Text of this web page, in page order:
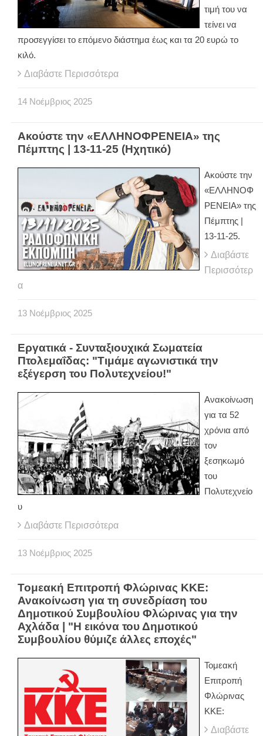
τιμή του να
τείνει να
προσεγγίσει το επόμενο διάστημα έως και τα 20 ευρώ το
κιλό.
Διαβάστε Περισσότερα
14 Νοέμβριος 2025
Ακούστε την «ΕΛΛΗΝΟΦΡΕΝΕΙΑ» της
Πέμπτης | 13-11-25 (Ηχητικό)
Ακούστε την
«ΕΛΛΗΝΟΦ
ΡΕΝΕΙΑ» της
Πέμπτης |
13-11-25.
Διαβάστε
Περισσότερ
α
13 Νοέμβριος 2025
Εργατικά - Συνταξιουχικά Σωματεία
Πτολεμαΐδας: "Τιμάμε αγωνιστικά την
εξέγερση του Πολυτεχνείου!"
Ανακοίνωση
για τα 52
χρόνια από
τον
ξεσηκωμό
του
Πολυτεχνείο
υ
Διαβάστε Περισσότερα
13 Νοέμβριος 2025
Τομεακή Επιτροπή Φλώρινας ΚΚΕ:
Ανακοίνωση για τη συνεδρίαση του
Δημοτικού Συμβουλίου Φλώρινας για την
Αχλάδα | "Η εικόνα του Δημοτικού
Συμβουλίου θύμιζε άλλες εποχές"
Τομεακή
Επιτροπή
Φλώρινας
ΚΚΕ:
Διαβάστε